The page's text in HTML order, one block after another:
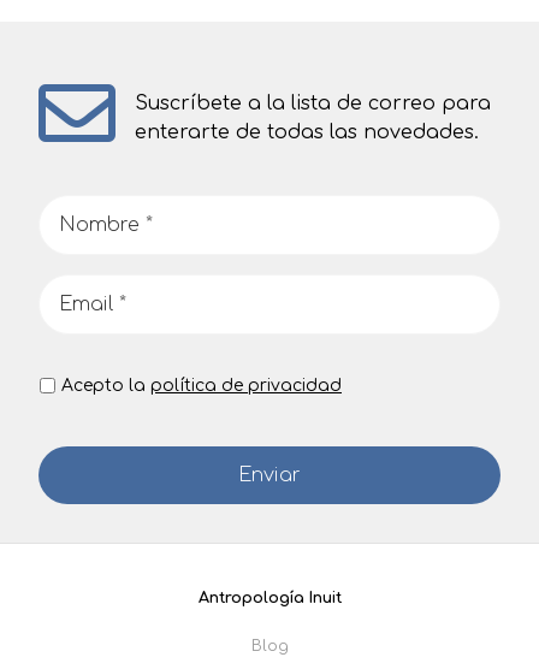
Suscríbete a la lista de correo para
enterarte de todas las novedades.
Acepto la política de privacidad
Antropología Inuit
Blog